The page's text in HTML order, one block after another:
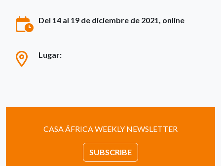
Del 14 al 19 de diciembre de 2021, online
Lugar:
CASA ÁFRICA WEEKLY NEWSLETTER
SUBSCRIBE